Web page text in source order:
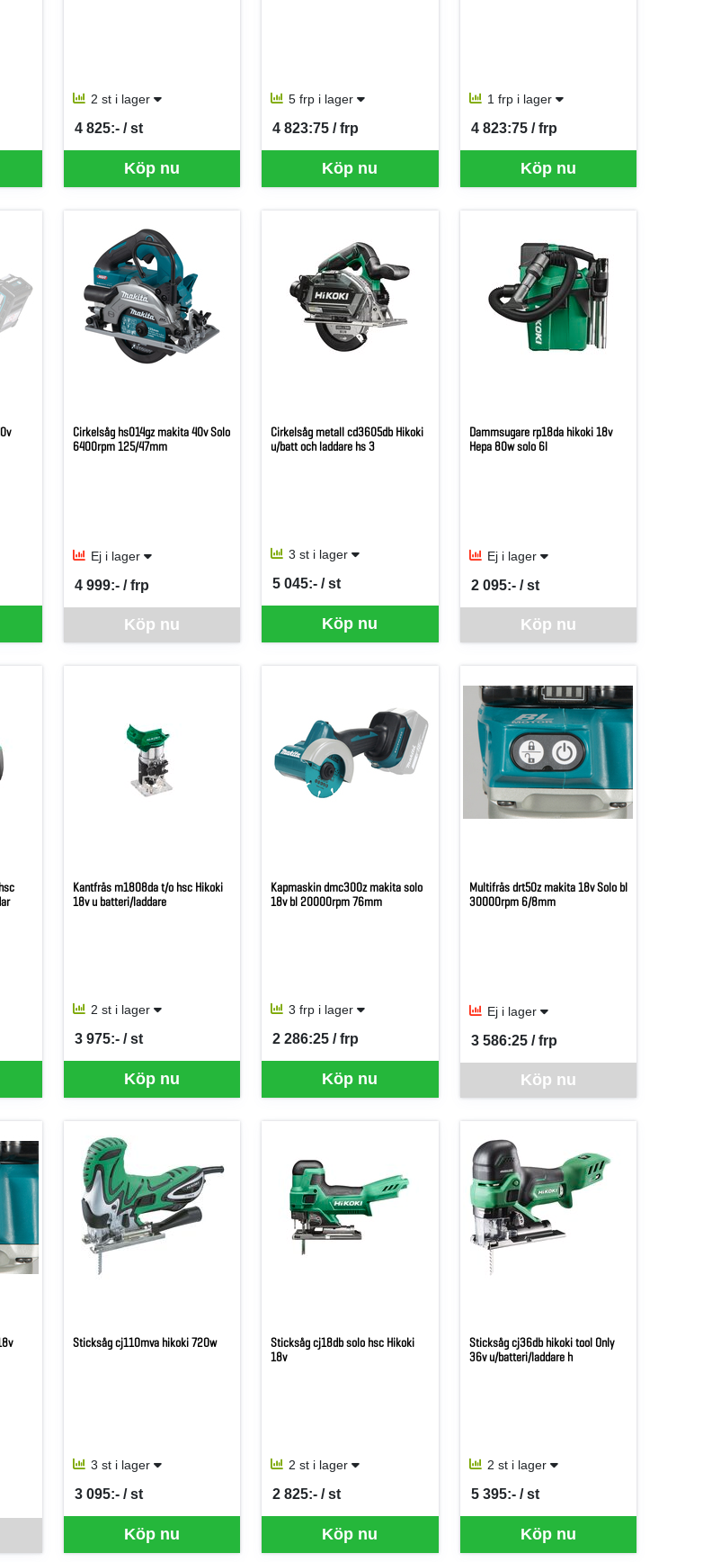
2 st i lager
Köp nu
4 825:- / st
SEK per ST
5 frp i lager
Köp nu
4 823:75 / frp
SEK per FRP
1 frp i lager
Köp nu
4 823:75 / frp
SEK per FRP
Cirkelsåg hs014gz makita 40v Solo
6400rpm 125/47mm
Ej i lager
Köp nu
4 999:- / frp
SEK per FRP
Cirkelsåg metall cd3605db Hikoki
u/batt och laddare hs 3
3 st i lager
Köp nu
5 045:- / st
SEK per ST
Dammsugare rp18da hikoki 18v
Hepa 80w solo 6l
Ej i lager
Köp nu
2 095:- / st
SEK per ST
Kantfräs m1808da t/o hsc Hikoki
18v u batteri/laddare
2 st i lager
Köp nu
3 975:- / st
SEK per ST
Kapmaskin dmc300z makita solo
18v bl 20000rpm 76mm
3 frp i lager
Köp nu
2 286:25 / frp
SEK per FRP
Multifräs drt50z makita 18v Solo bl
30000rpm 6/8mm
Ej i lager
Köp nu
3 586:25 / frp
SEK per FRP
Sticksåg cj110mva hikoki 720w
3 st i lager
Köp nu
3 095:- / st
SEK per ST
Sticksåg cj18db solo hsc Hikoki
18v
2 st i lager
Köp nu
2 825:- / st
SEK per ST
Sticksåg cj36db hikoki tool Only
36v u/batteri/laddare h
2 st i lager
Köp nu
5 395:- / st
SEK per ST